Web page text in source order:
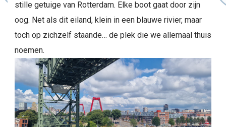
stille getuige van Rotterdam. Elke boot gaat door zijn
oog. Net als dit eiland, klein in een blauwe rivier, maar
toch op zichzelf staande… de plek die we allemaal thuis
noemen.